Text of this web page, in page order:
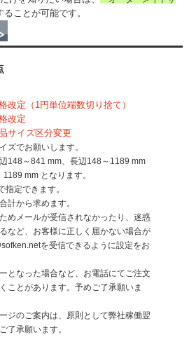
ことが可能です。
改定（1円単位端数切り捨て）
改定
サイズ区分変更
ズでお願いします。
148～841 mm、長辺148～1189 mm
mm となります。
指定できます。
計から求めます。
めメールが受信されなかったり、迷惑
など、お客様に正しく届かない場合が
を受信できるように設定をお
となった場合など、お電話にてご注文
ことがあります。予めご了承願いま
ジのご案内は、原則として弊社稼働翌
了承願います。